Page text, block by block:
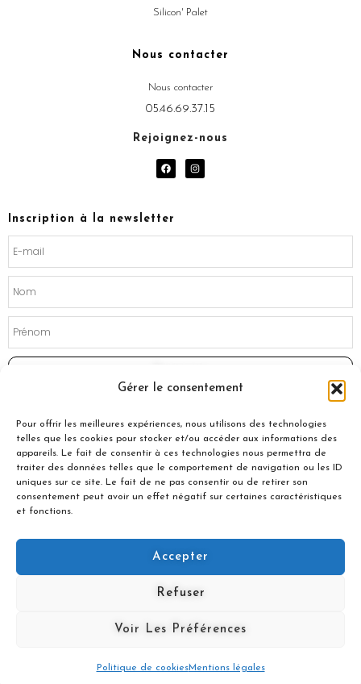
Gérer le consentement
Pour offrir les meilleures expériences, nous utilisons des technologies
telles que les cookies pour stocker et/ou accéder aux informations des
appareils. Le fait de consentir à ces technologies nous permettra de
traiter des données telles que le comportement de navigation ou les ID
uniques sur ce site. Le fait de ne pas consentir ou de retirer son
consentement peut avoir un effet négatif sur certaines caractéristiques
et fonctions.
Accepter
Refuser
Voir Les Préférences
Politique de cookiesMentions légales
Silicon' Palet
Nous contacter
Nous contacter
05.46.69.37.15
Rejoignez-nous
F
a
o
I
n
Inscription à la newsletter
Avec le soutien de :